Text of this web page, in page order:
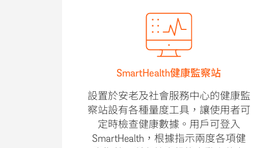
SmartHealth健康監察站
設置於安老及社會服務中心的健康監
察站設有各種量度工具，讓使用者可
定時檢查健康數據。用戶可登入
SmartHealth，根據指示兩度各項健